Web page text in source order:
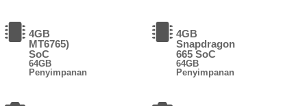
4GB
MT6765)
SoC
64GB
Penyimpanan
4GB
Snapdragon
665 SoC
64GB
Penyimpanan